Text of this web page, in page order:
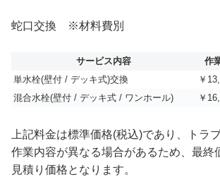
蛇口交換 ※材料費別
サービス内容
作
単水栓(壁付 / デッキ式)交換
￥
混合水栓(壁付 / デッキ式 / ワンホール)
￥
上記料金は標準価格(税込)であり、トラ
作業内容が異なる場合があるため、最終
見積り価格となります。